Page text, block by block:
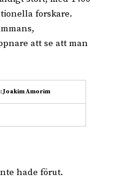
forskare.
att se att man
hade förut.